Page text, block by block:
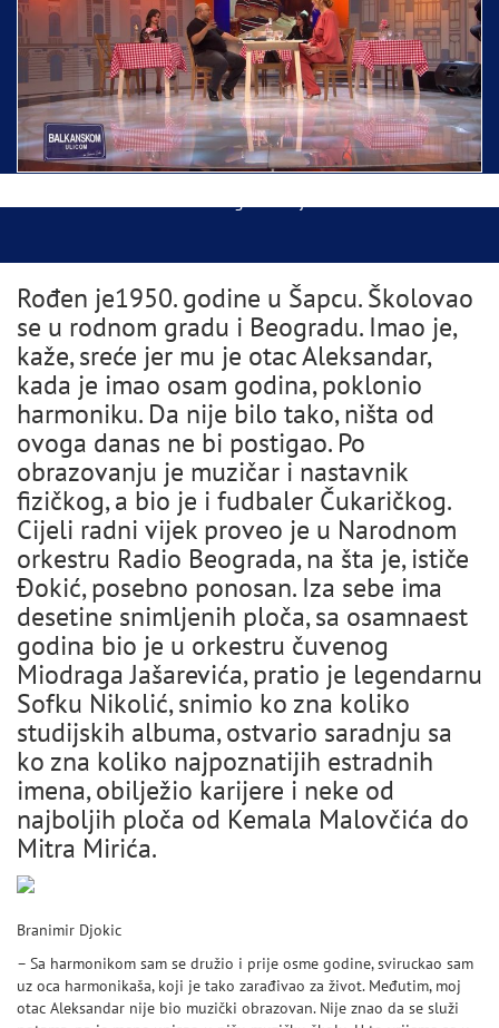
Ispraćaj Pojasa Presvete Bogorodice danas iz
Hrama Svetog Save
Rođen je1950. godine u Šapcu. Školovao
se u rodnom gradu i Beogradu. Imao je,
kaže, sreće jer mu je otac Aleksandar,
kada je imao osam godina, poklonio
harmoniku. Da nije bilo tako, ništa od
ovoga danas ne bi postigao. Po
obrazovanju je muzičar i nastavnik
fizičkog, a bio je i fudbaler Čukaričkog.
Cijeli radni vijek proveo je u Narodnom
orkestru Radio Beograda, na šta je, ističe
Đokić, posebno ponosan. Iza sebe ima
desetine snimljenih ploča, sa osamnaest
godina bio je u orkestru čuvenog
Miodraga Jašarevića, pratio je legendarnu
Sofku Nikolić, snimio ko zna koliko
studijskih albuma, ostvario saradnju sa
ko zna koliko najpoznatijih estradnih
imena, obilježio karijere i neke od
najboljih ploča od Kemala Malovčića do
Mitra Mirića.
Branimir Djokic
– Sa harmonikom sam se družio i prije osme godine, sviruckao sam
uz oca harmonikaša, koji je tako zarađivao za život. Međutim, moj
otac Aleksandar nije bio muzički obrazovan. Nije znao da se služi